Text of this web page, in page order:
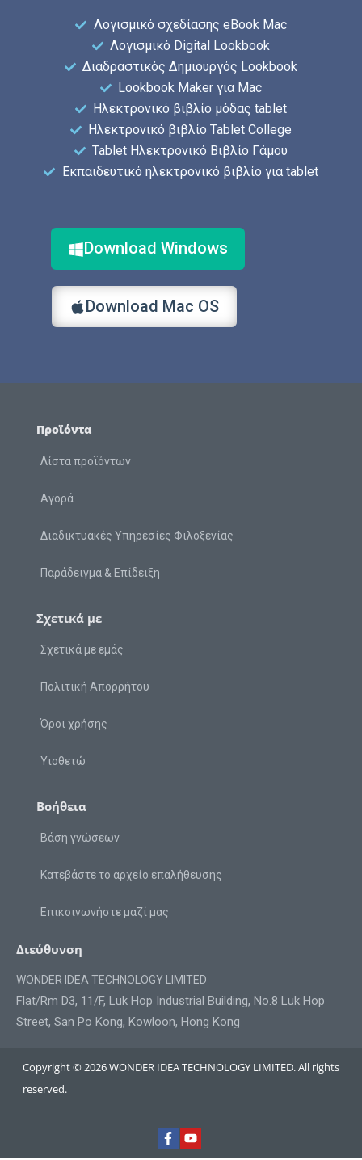
Λογισμικό σχεδίασης eBook Mac
Λογισμικό Digital Lookbook
Διαδραστικός Δημιουργός Lookbook
Lookbook Maker για Mac
Ηλεκτρονικό βιβλίο μόδας tablet
Ηλεκτρονικό βιβλίο Tablet College
Tablet Ηλεκτρονικό Βιβλίο Γάμου
Εκπαιδευτικό ηλεκτρονικό βιβλίο για tablet
Download Windows
Download Mac OS
Προϊόντα
Λίστα προϊόντων
Αγορά
Διαδικτυακές Υπηρεσίες Φιλοξενίας
Παράδειγμα & Επίδειξη
Σχετικά με
Σχετικά με εμάς
Πολιτική Απορρήτου
Όροι χρήσης
Υιοθετώ
Βοήθεια
Βάση γνώσεων
Κατεβάστε το αρχείο επαλήθευσης
Επικοινωνήστε μαζί μας
Διεύθυνση
WONDER IDEA TECHNOLOGY LIMITED
Flat/Rm D3, 11/F, Luk Hop Industrial Building, No.8 Luk Hop
Street, San Po Kong, Kowloon, Hong Kong
Copyright © 2026 WONDER IDEA TECHNOLOGY LIMITED. All rights
reserved.